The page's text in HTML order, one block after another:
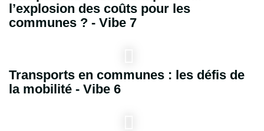
l’explosion des coûts pour les
communes ? - Vibe 7
Transports en communes : les défis de
la mobilité - Vibe 6